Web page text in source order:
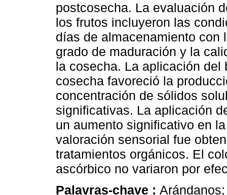
postcosecha. La evaluación
los frutos incluyeron las
días de almacenamiento con
grado de maduración y la
la cosecha. La aplicación del
cosecha favoreció la
concentración de sólidos
significativas. La aplicación
un aumento significativo en
valoración sensorial fue
tratamientos orgánicos. El
ascórbico no variaron por
Palavras-chave :